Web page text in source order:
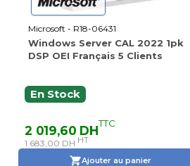
Microsoft - R18-06431
Windows Server CAL 2022 1pk
DSP OEI Français 5 Clients
En Stock
2 019,60 DHTTC
1 683,00 DH HT
Ajouter au panier